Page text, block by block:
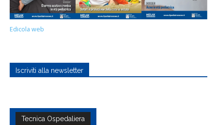
Edicola web
Iscriviti alla newsletter
Tecnica Ospedaliera